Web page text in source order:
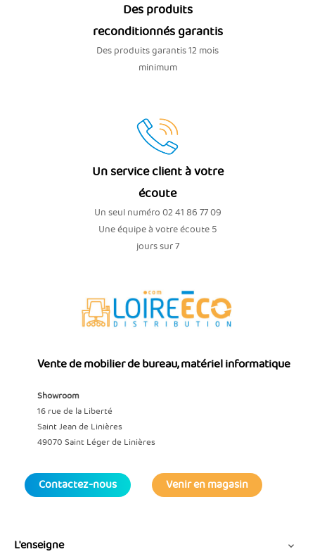
Des produits
reconditionnés garantis
Des produits garantis 12 mois
minimum
Un service client à votre
écoute
Un seul numéro 02 41 86 77 09
Une équipe à votre écoute 5
jours sur 7
Vente de mobilier de bureau, matériel informatique
Showroom
16 rue de la Liberté
Saint Jean de Linières
49070 Saint Léger de Linières
Contactez-nous Venir en magasin
L'enseigne 